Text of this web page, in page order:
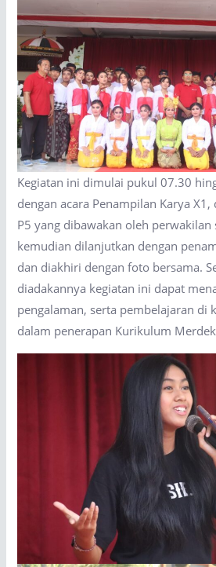
Kegiatan ini dimulai pukul 07.30
dengan acara Penampilan Karya
P5 yang dibawakan oleh perwakilan
kemudian dilanjutkan dengan
dan diakhiri dengan foto bersama.
diadakannya kegiatan ini dapat
pengalaman, serta pembelajaran di
dalam penerapan Kurikulum